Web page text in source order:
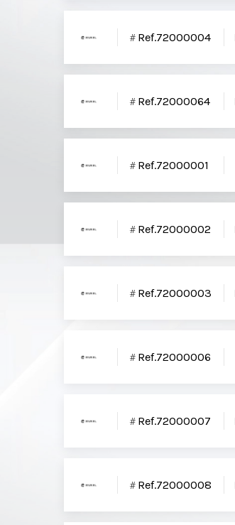
Ref.72000004
Ref.72000064
Ref.72000001
Ref.72000002
Ref.72000003
Ref.72000006
Ref.72000007
Ref.72000008